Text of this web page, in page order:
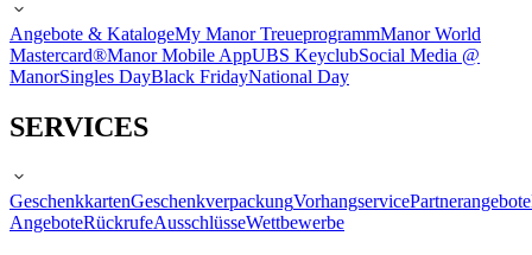
Angebote & KatalogeMy Manor TreueprogrammManor World
Mastercard®Manor Mobile AppUBS KeyclubSocial Media @
ManorSingles DayBlack FridayNational Day
SERVICES
GeschenkkartenGeschenkverpackungVorhangservicePartnerangebote
AngeboteRückrufeAusschlüsseWettbewerbe